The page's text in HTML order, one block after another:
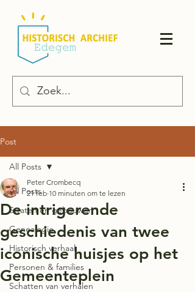
Post
All Posts
Straten en gebouwen
Genealogie
Historisch verhaal
Personen & families
Schatten van verhalen
All Posts
De intrigerende
geschiedenis van twee
iconische huisjes op het
Gemeenteplein
Peter Crombecq
21 feb 10 minuten om te lezen